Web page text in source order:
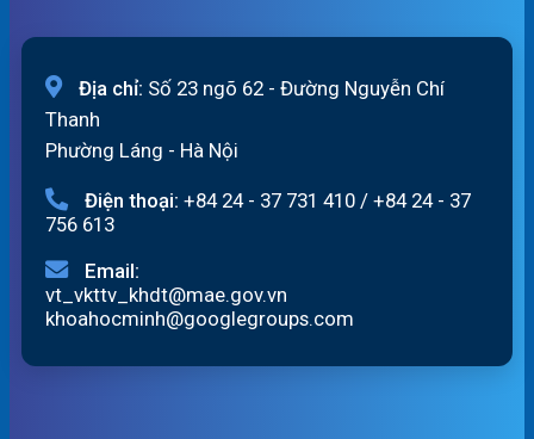
Địa chỉ: Số 23 ngõ 62 - Đường Nguyễn Chí
Thanh
Phường Láng - Hà Nội
Điện thoại: +84 24 - 37 731 410 / +84 24 - 37
756 613
Email:
vt_vkttv_khdt@mae.gov.vn
khoahocminh@googlegroups.com